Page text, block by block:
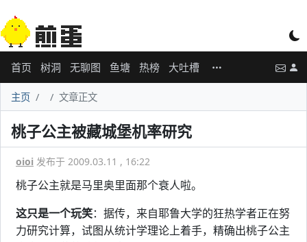
首页 树洞 无聊图 鱼塘 热榜 大吐槽
主页 文章正文
桃子公主被藏城堡机率研究
oioi 发布于 2009.03.11 , 16:22
桃子公主就是马里奥里面那个衰人啦。
这只是一个玩笑：据传，来自耶鲁大学的狂热学者正在努
力研究计算，试图从统计学理论上着手，精确出桃子公主